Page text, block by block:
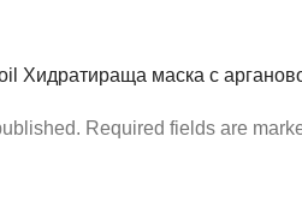
Хидратираща маска с
Required fields are